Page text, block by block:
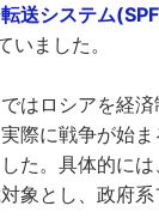
送システム
ました。
はロシアを経
際に戦争が始
た。具体的に
象とし、政府